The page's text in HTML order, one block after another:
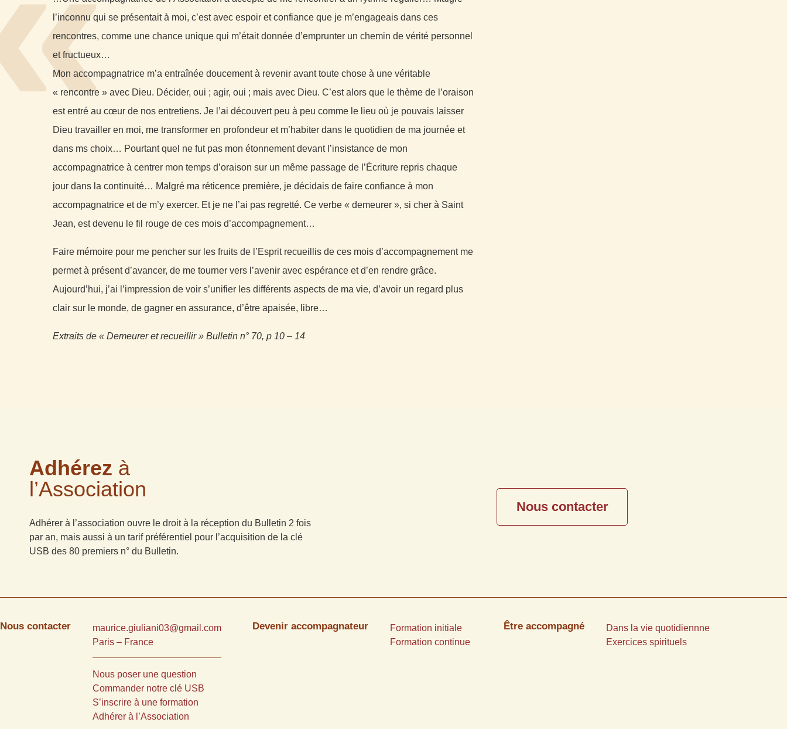
l’inconnu qui se présentait à moi, c’est avec espoir et confiance que je m’engageais dans ces
rencontres, comme une chance unique qui m’était donnée d’emprunter un chemin de vérité personnel
et fructueux…
Mon accompagnatrice m’a entraînée doucement à revenir avant toute chose à une véritable
« rencontre » avec Dieu. Décider, oui ; agir, oui ; mais avec Dieu. C’est alors que le thème de l’oraison
est entré au cœur de nos entretiens. Je l’ai découvert peu à peu comme le lieu où je pouvais laisser
Dieu travailler en moi, me transformer en profondeur et m’habiter dans le quotidien de ma journée et
dans ms choix… Pourtant quel ne fut pas mon étonnement devant l’insistance de mon
accompagnatrice à centrer mon temps d’oraison sur un même passage de l’Écriture repris chaque
jour dans la continuité… Malgré ma réticence première, je décidais de faire confiance à mon
accompagnatrice et de m’y exercer. Et je ne l’ai pas regretté. Ce verbe « demeurer », si cher à Saint
Jean, est devenu le fil rouge de ces mois d’accompagnement…
Faire mémoire pour me pencher sur les fruits de l’Esprit recueillis de ces mois d’accompagnement me
permet à présent d’avancer, de me tourner vers l’avenir avec espérance et d’en rendre grâce.
Aujourd’hui, j’ai l’impression de voir s’unifier les différents aspects de ma vie, d’avoir un regard plus
clair sur le monde, de gagner en assurance, d’être apaisée, libre…
Extraits de « Demeurer et recueillir » Bulletin n° 70, p 10 – 14
Adhérez à
l’Association
Adhérer à l’association ouvre le droit à la réception du Bulletin 2 fois
par an, mais aussi à un tarif préférentiel pour l’acquisition de la clé
USB des 80 premiers n° du Bulletin.
Nous contacter
Nous contacter
maurice.giuliani03@gmail.com
Paris – France
Nous poser une question
Commander notre clé USB
S’inscrire à une formation
Adhérer à l’Association
Devenir accompagnateur
Formation initiale
Formation continue
Être accompagné
Dans la vie quotidiennne
Exercices spirituels